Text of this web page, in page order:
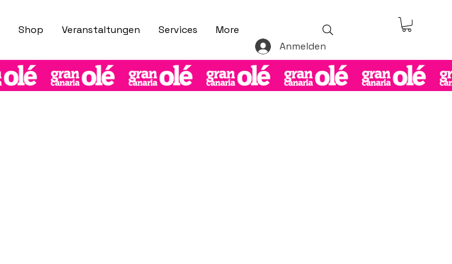
Shop Veranstaltungen Services
More
Anmelden